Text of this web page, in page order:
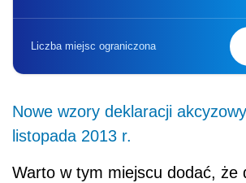
Liczba miejsc ograniczona
Nowe wzory deklaracji
listopada 2013 r.
Warto w tym miejscu dodać, że